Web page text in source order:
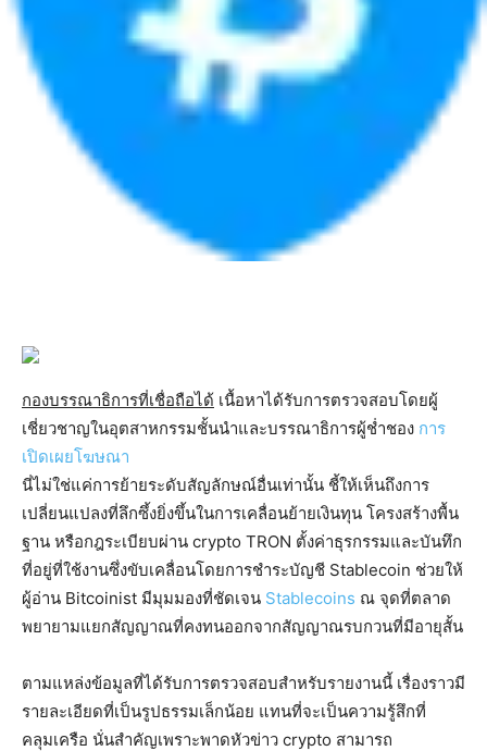
กองบรรณาธิการที่เชื่อถือได้ เนื้อหาได้รับการตรวจสอบโดยผู้
เชี่ยวชาญในอุตสาหกรรมชั้นนำและบรรณาธิการผู้ช่ำชอง การ
เปิดเผยโฆษณา
นี่ไม่ใช่แค่การย้ายระดับสัญลักษณ์อื่นเท่านั้น ชี้ให้เห็นถึงการ
เปลี่ยนแปลงที่ลึกซึ้งยิ่งขึ้นในการเคลื่อนย้ายเงินทุน โครงสร้างพื้น
ฐาน หรือกฎระเบียบผ่าน crypto TRON ตั้งค่าธุรกรรมและบันทึก
ที่อยู่ที่ใช้งานซึ่งขับเคลื่อนโดยการชำระบัญชี Stablecoin ช่วยให้
ผู้อ่าน Bitcoinist มีมุมมองที่ชัดเจน Stablecoins ณ จุดที่ตลาด
พยายามแยกสัญญาณที่คงทนออกจากสัญญาณรบกวนที่มีอายุสั้น
ตามแหล่งข้อมูลที่ได้รับการตรวจสอบสำหรับรายงานนี้ เรื่องราวมี
รายละเอียดที่เป็นรูปธรรมเล็กน้อย แทนที่จะเป็นความรู้สึกที่
คลุมเครือ นั่นสำคัญเพราะพาดหัวข่าว crypto สามารถ